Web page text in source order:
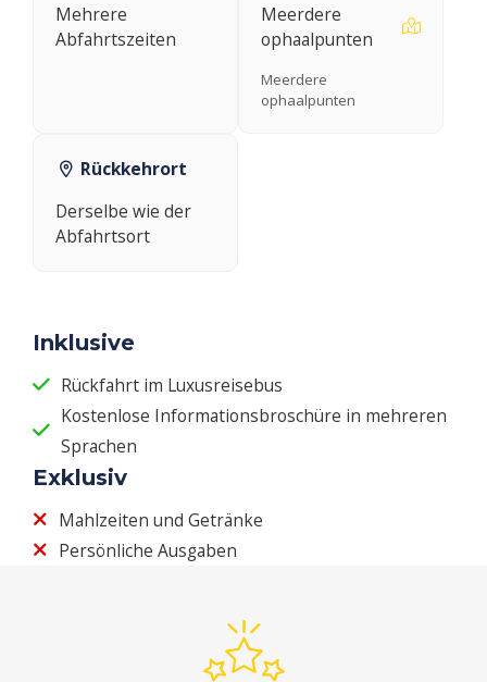
Mehrere
Abfahrtszeiten
Meerdere
ophaalpunten
Meerdere
ophaalpunten
Rückkehrort
Derselbe wie der
Abfahrtsort
Inklusive
Rückfahrt im Luxusreisebus
Kostenlose Informationsbroschüre in mehreren
Sprachen
Exklusiv
Mahlzeiten und Getränke
Persönliche Ausgaben